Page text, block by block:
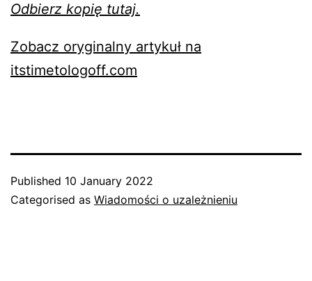
Odbierz kopię tutaj.
Zobacz oryginalny artykuł na
itstimetologoff.com
Published 10 January 2022
Categorised as Wiadomości o uzależnieniu